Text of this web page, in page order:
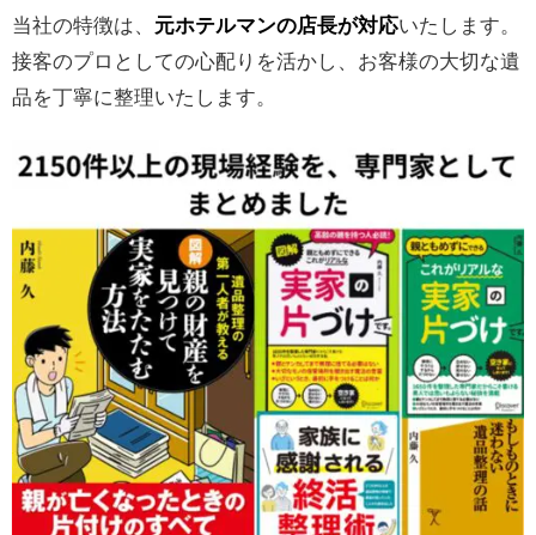
当社の特徴は、 元ホテルマンの店長が対応いたします。
接客のプロとしての心配りを活かし、お客様の大切な遺
品を丁寧に整理いたします。